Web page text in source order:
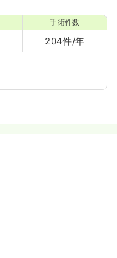
手術件数
204件/年